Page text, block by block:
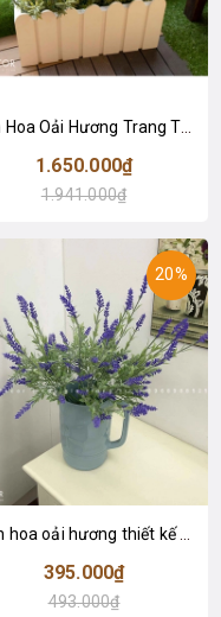
Bồn Hoa Oải Hương Trang Trí Nhà (80X40X65cm) - BC141
1.650.000₫
1.941.000₫
20%
Bình hoa oải hương thiết kế để bàn - CC980
395.000₫
493.000₫